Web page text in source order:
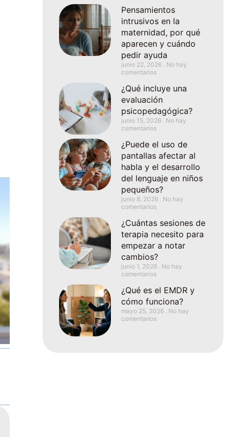
Pensamientos
intrusivos en la
maternidad, por qué
aparecen y cuándo
pedir ayuda
junio 22, 2026
No hay
comentarios
¿Qué incluye una
evaluación
psicopedagógica?
junio 15, 2026
No hay
comentarios
¿Puede el uso de
pantallas afectar al
habla y el desarrollo
del lenguaje en niños
pequeños?
junio 8, 2026
No hay
comentarios
¿Cuántas sesiones de
terapia necesito para
empezar a notar
cambios?
junio 1, 2026
No hay
comentarios
¿Qué es el EMDR y
cómo funciona?
mayo 25, 2026
No hay
comentarios